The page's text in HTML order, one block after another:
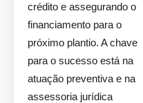
crédito e assegurando o
financiamento para o
próximo plantio. A chave
para o sucesso está na
atuação preventiva e na
assessoria jurídica